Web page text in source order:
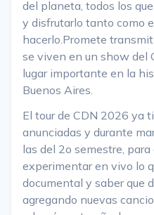
del planeta, todos los
y disfrutarlo tanto como
hacerlo.Promete
se viven en un show del
lugar importante en la
Buenos Aires.
El tour de CDN 2026 ya
anunciadas y durante
las del 2o semestre,
experimentar en vivo lo
documental y saber que
agregando nuevas